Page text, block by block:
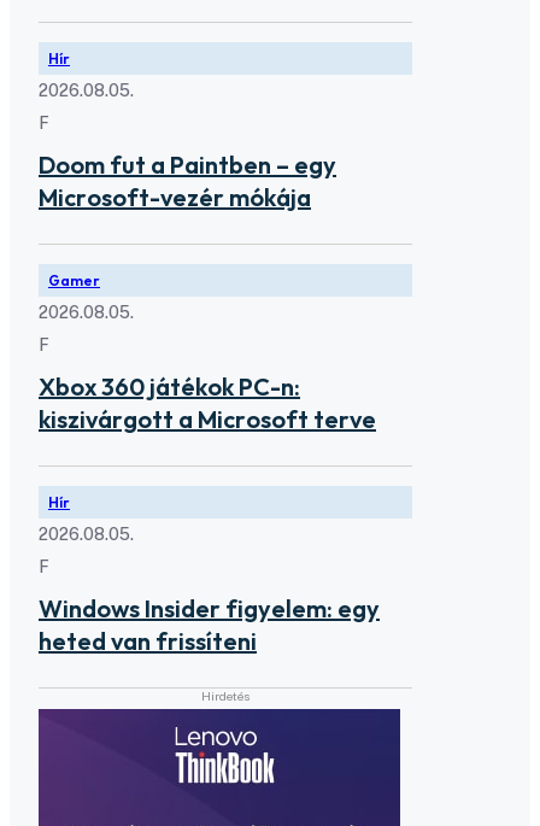
Hír
2026.08.05.
F
Doom fut a Paintben – egy
Microsoft-vezér mókája
Gamer
2026.08.05.
F
Xbox 360 játékok PC-n:
kiszivárgott a Microsoft terve
Hír
2026.08.05.
F
Windows Insider figyelem: egy
heted van frissíteni